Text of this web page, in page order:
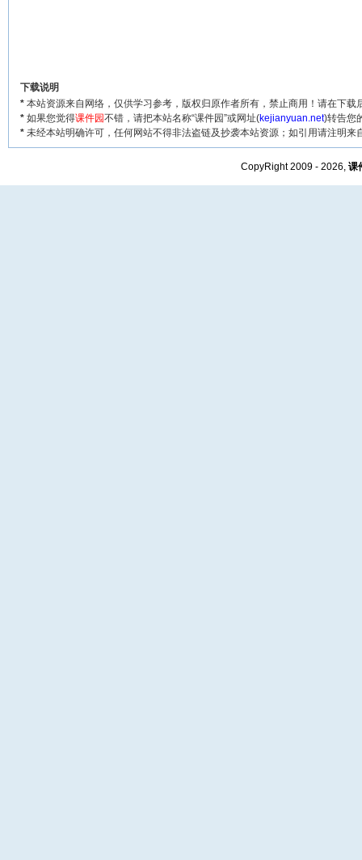
下载说明
* 本站资源来自网络，仅供学习参考，版权归原作者所有，禁止商用！请在下载
* 如果您觉得课件园不错，请把本站名称“课件园”或网址(kejianyuan.net)转告您
* 未经本站明确许可，任何网站不得非法盗链及抄袭本站资源；如引用请注明来
CopyRight 2009 - 2026, 课